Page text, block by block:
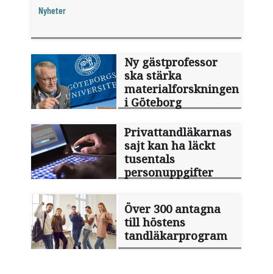
Nyheter
Ny gästprofessor
ska stärka
materialforskningen
i Göteborg
Privattandläkarnas
sajt kan ha läckt
tusentals
personuppgifter
Över 300 antagna
till höstens
tandläkarprogram